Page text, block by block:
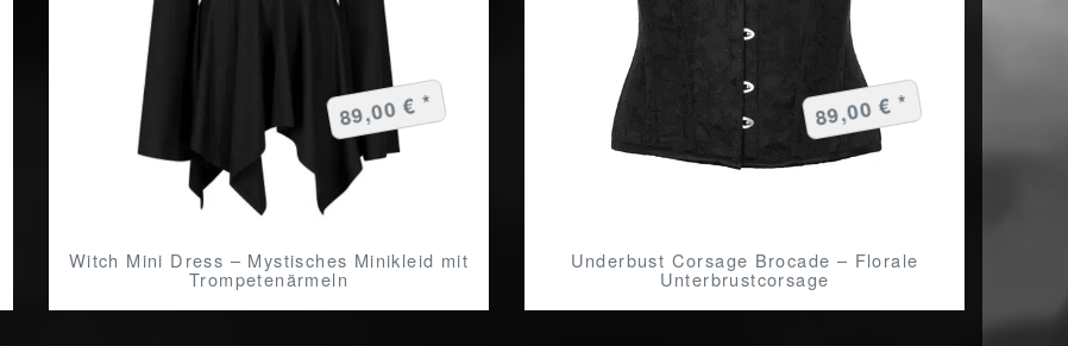
Witch Mini Dress – Mystisches Minikleid mit
Trompetenärmeln
89,00 € *
Underbust Corsage Brocade – Florale
Unterbrustcorsage
89,00 € *